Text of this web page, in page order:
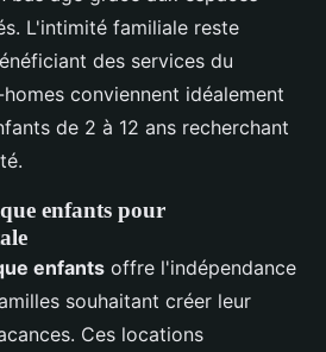
L'intimité familiale reste
des services du
conviennent idéalement
de 2 à 12 ans recherchant
enfants pour
enfants offre l'indépendance
souhaitant créer leur
Ces locations